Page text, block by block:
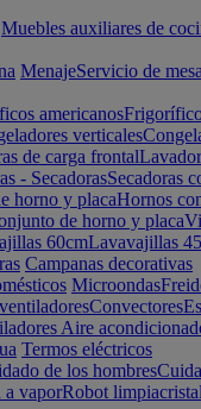
Muebles auxiliares de
MenajeServicio de mesa
americanos
verticales
de carga frontal
- SecadorasSecadoras
horno y placaHornos
de horno y placa
60cmLavavajillas
Campanas decorativas
Microondas
Convectores
Aire
Termos eléctricos
de los hombres
a vaporRobot